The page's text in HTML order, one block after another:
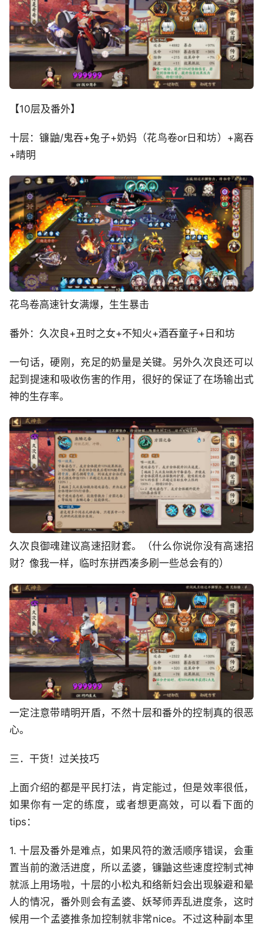
【10层及番外】
十层：镰鼬/鬼吞+兔子+奶妈（花鸟卷or日和坊）+离吞
+晴明
花鸟卷高速针女满爆，生生暴击
番外：久次良+丑时之女+不知火+酒吞童子+日和坊
一句话，硬刚，充足的奶量是关键。另外久次良还可以
起到提速和吸收伤害的作用，很好的保证了在场输出式
神的生存率。
久次良御魂建议高速招财套。（什么你说你没有高速招
财？像我一样，临时东拼西凑多刷一些总会有的）
一定注意带晴明开盾，不然十层和番外的控制真的很恶
心。
三．干货！过关技巧
上面介绍的都是平民打法，肯定能过，但是效率很低，
如果你有一定的练度，或者想更高效，可以看下面的
tips：
1. 十层及番外是难点，如果风符的激活顺序错误，会重
置当前的激活进度，所以孟婆，镰鼬这些速度控制式神
就派上用场啦，十层的小松丸和络新妇会出现躲避和晕
人的情况，番外则会有孟婆、妖琴师弄乱进度条，这时
候用一个孟婆推条加控制就非常nice。不过这种副本里